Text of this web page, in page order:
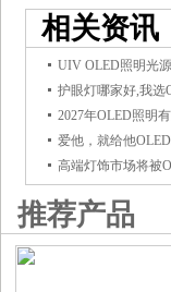
相关资讯
UIV OLED照明光
护眼灯哪家好,我选
2027年OLED照明
爱他，就给他
高端灯饰市场将被
推荐产品